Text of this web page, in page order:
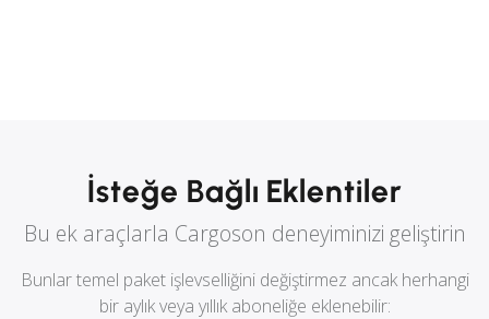
İsteğe Bağlı Eklentiler
Bu ek araçlarla Cargoson deneyiminizi geliştirin
Bunlar temel paket işlevselliğini değiştirmez ancak herhangi
bir aylık veya yıllık aboneliğe eklenebilir: